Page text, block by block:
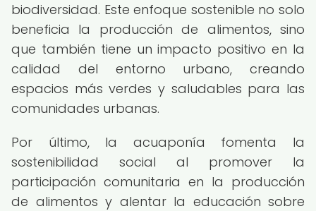
biodiversidad. Este enfoque sostenible no solo
beneficia la producción de alimentos, sino
que también tiene un impacto positivo en la
calidad del entorno urbano, creando
espacios más verdes y saludables para las
comunidades urbanas.
Por último, la acuaponía fomenta la
sostenibilidad social al promover la
participación comunitaria en la producción
de alimentos y alentar la educación sobre